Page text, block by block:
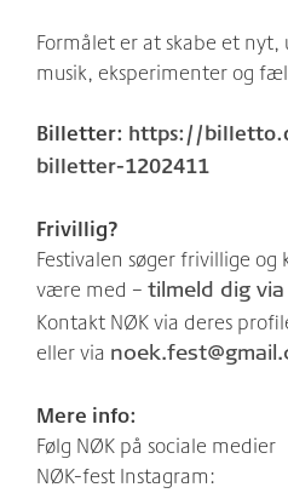
Formålet er at skabe et
musik, eksperimenter og
Billetter: https://
billetter-1202411
Frivillig?
Festivalen søger frivillige
være med – tilmeld dig
Kontakt NØK via deres
eller via
Mere info:
Følg NØK på sociale medier
NØK-fest Instagram: